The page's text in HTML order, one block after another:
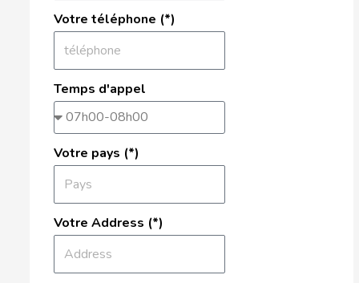
Votre téléphone (*)
Temps d'appel
Votre pays (*)
Votre Address (*)